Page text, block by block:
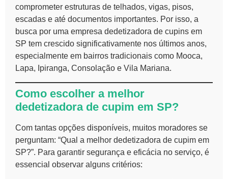
comprometer estruturas de telhados, vigas, pisos,
escadas e até documentos importantes. Por isso, a
busca por uma empresa dedetizadora de cupins em
SP tem crescido significativamente nos últimos anos,
especialmente em bairros tradicionais como Mooca,
Lapa, Ipiranga, Consolação e Vila Mariana.
Como escolher a melhor
dedetizadora de cupim em SP?
Com tantas opções disponíveis, muitos moradores se
perguntam: “Qual a melhor dedetizadora de cupim em
SP?”. Para garantir segurança e eficácia no serviço, é
essencial observar alguns critérios: